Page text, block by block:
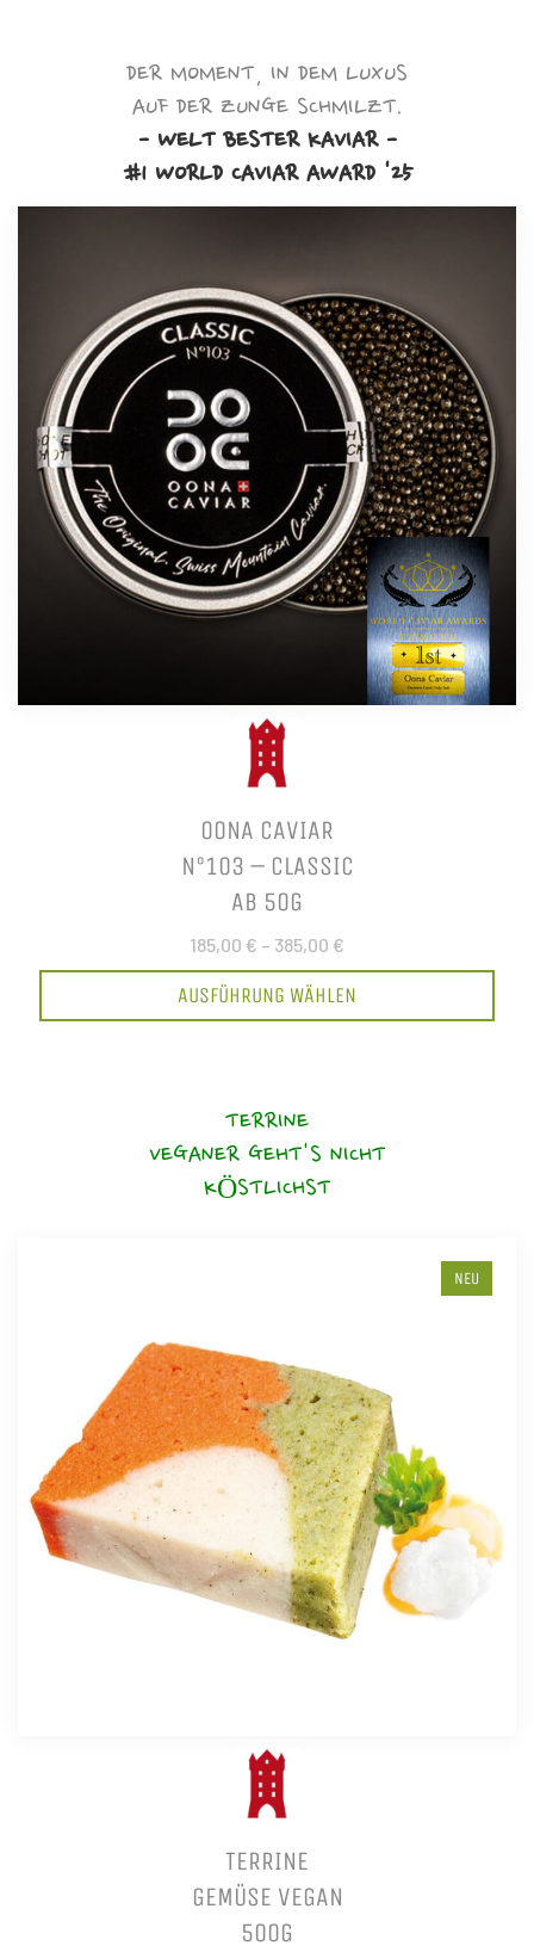
DER MOMENT, IN DEM LUXUS
AUF DER ZUNGE SCHMILZT.
- WELT BESTER KAVIAR -
#1 WORLD CAVIAR AWARD '25
OONA CAVIAR
N°103 – CLASSIC
AB 50G
185,00 € – 385,00 €
AUSFÜHRUNG WÄHLEN
TERRINE
VEGANER GEHT'S NICHT
KÖSTLICHST
NEU
TERRINE
GEMÜSE VEGAN
500G